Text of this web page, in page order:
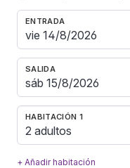
ENTRADA
SALIDA
HABITACIÓN 1
2 adultos
+ Añadir habitación